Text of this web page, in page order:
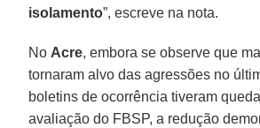
isolamento”, escreve na nota.
No Acre, embora se observe que
tornaram alvo das agressões no
boletins de ocorrência tiveram
avaliação do FBSP, a redução